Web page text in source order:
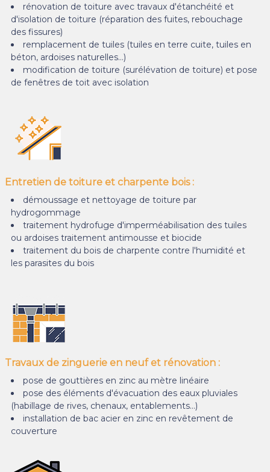
rénovation de toiture avec travaux d'étanchéité et
d'isolation de toiture (réparation des fuites, rebouchage
des fissures)
remplacement de tuiles (tuiles en terre cuite, tuiles en
béton, ardoises naturelles…)
modification de toiture (surélévation de toiture) et pose
de fenêtres de toit avec isolation
Entretien de toiture et charpente bois :
démoussage et nettoyage de toiture par
hydrogommage
traitement hydrofuge d'imperméabilisation des tuiles
ou ardoises traitement antimousse et biocide
traitement du bois de charpente contre l'humidité et
les parasites du bois
Travaux de zinguerie en neuf et rénovation :
pose de gouttières en zinc au mètre linéaire
pose des éléments d'évacuation des eaux pluviales
(habillage de rives, chenaux, entablements…)
installation de bac acier en zinc en revêtement de
couverture